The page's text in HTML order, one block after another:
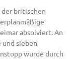
der britischen
absolviert. An
und sieben
wurde durch